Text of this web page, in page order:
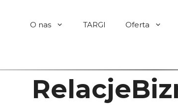
O nas TARGI Oferta